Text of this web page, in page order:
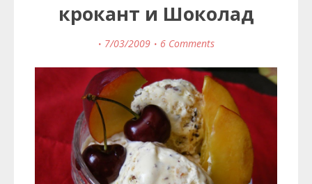
крокант и Шоколад
7/03/2009 6 Comments